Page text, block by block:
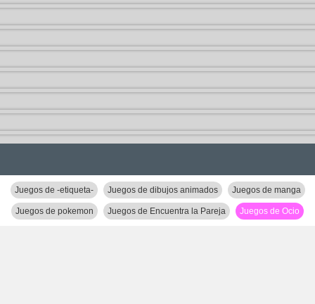
Juegos de -etiqueta- Juegos de dibujos animados Juegos de manga
Juegos de pokemon Juegos de Encuentra la Pareja Juegos de Ocio